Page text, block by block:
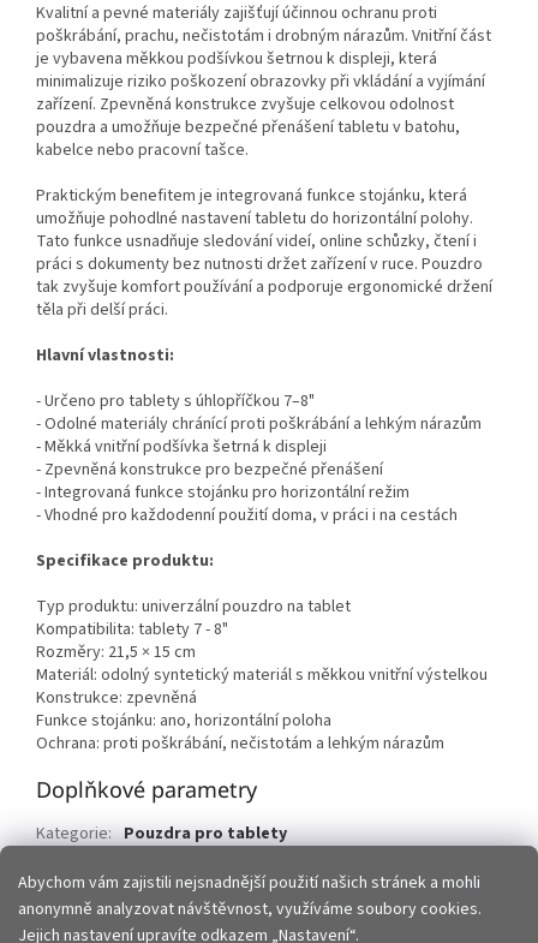
Abychom vám zajistili nejsnadnější použití našich stránek a mohli
anonymně analyzovat návštěvnost, využíváme soubory cookies.
Jejich nastavení upravíte odkazem „Nastavení“.
Kvalitní a pevné materiály zajišťují účinnou ochranu proti
poškrábání, prachu, nečistotám i drobným nárazům. Vnitřní část
je vybavena měkkou podšívkou šetrnou k displeji, která
minimalizuje riziko poškození obrazovky při vkládání a vyjímání
zařízení. Zpevněná konstrukce zvyšuje celkovou odolnost
pouzdra a umožňuje bezpečné přenášení tabletu v batohu,
kabelce nebo pracovní tašce.
Praktickým benefitem je integrovaná funkce stojánku, která
umožňuje pohodlné nastavení tabletu do horizontální polohy.
Tato funkce usnadňuje sledování videí, online schůzky, čtení i
práci s dokumenty bez nutnosti držet zařízení v ruce. Pouzdro
tak zvyšuje komfort používání a podporuje ergonomické držení
těla při delší práci.
Hlavní vlastnosti:
- Určeno pro tablety s úhlopříčkou 7–8"
- Odolné materiály chránící proti poškrábání a lehkým nárazům
- Měkká vnitřní podšívka šetrná k displeji
- Zpevněná konstrukce pro bezpečné přenášení
- Integrovaná funkce stojánku pro horizontální režim
- Vhodné pro každodenní použití doma, v práci i na cestách
Specifikace produktu:
Typ produktu: univerzální pouzdro na tablet
Kompatibilita: tablety 7 - 8"
Rozměry: 21,5 × 15 cm
Materiál: odolný syntetický materiál s měkkou vnitřní výstelkou
Konstrukce: zpevněná
Funkce stojánku: ano, horizontální poloha
Ochrana: proti poškrábání, nečistotám a lehkým nárazům
Doplňkové parametry
Kategorie: Pouzdra pro tablety